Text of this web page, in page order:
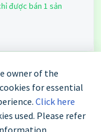
được bán 1 sản
owner of the
for essential
Click here
used. Please refer